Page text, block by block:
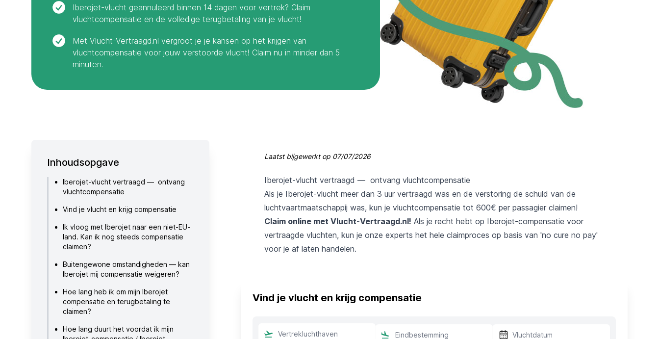
Iberojet-vlucht geannuleerd binnen 14 dagen voor vertrek? Claim
vluchtcompensatie en de volledige terugbetaling van je vlucht!
Met Vlucht-Vertraagd.nl vergroot je je kansen op het krijgen van
vluchtcompensatie voor jouw verstoorde vlucht! Claim nu in minder dan 5
minuten.
Inhoudsopgave
Iberojet-vlucht vertraagd — ontvang
vluchtcompensatie
Vind je vlucht en krijg compensatie
Ik vloog met Iberojet naar een niet-EU-
land. Kan ik nog steeds compensatie
claimen?
Buitengewone omstandigheden — kan
Iberojet mij compensatie weigeren?
Hoe lang heb ik om mijn Iberojet
compensatie en terugbetaling te
claimen?
Hoe lang duurt het voordat ik mijn
Laatst bijgewerkt op 07/07/2026
Iberojet-vlucht vertraagd — ontvang vluchtcompensatie
Als je Iberojet-vlucht meer dan 3 uur vertraagd was en de verstoring de schuld van de
luchtvaartmaatschappij was, kun je vluchtcompensatie tot 600€ per passagier claimen!
Claim online met Vlucht-Vertraagd.nl! Als je recht hebt op Iberojet-compensatie voor
vertraagde vluchten, kun je onze experts het hele claimproces op basis van 'no cure no pay'
voor je af laten handelen.
Vind je vlucht en krijg compensatie